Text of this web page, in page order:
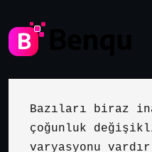
Bazıları biraz
çoğunluk
varyasyonu